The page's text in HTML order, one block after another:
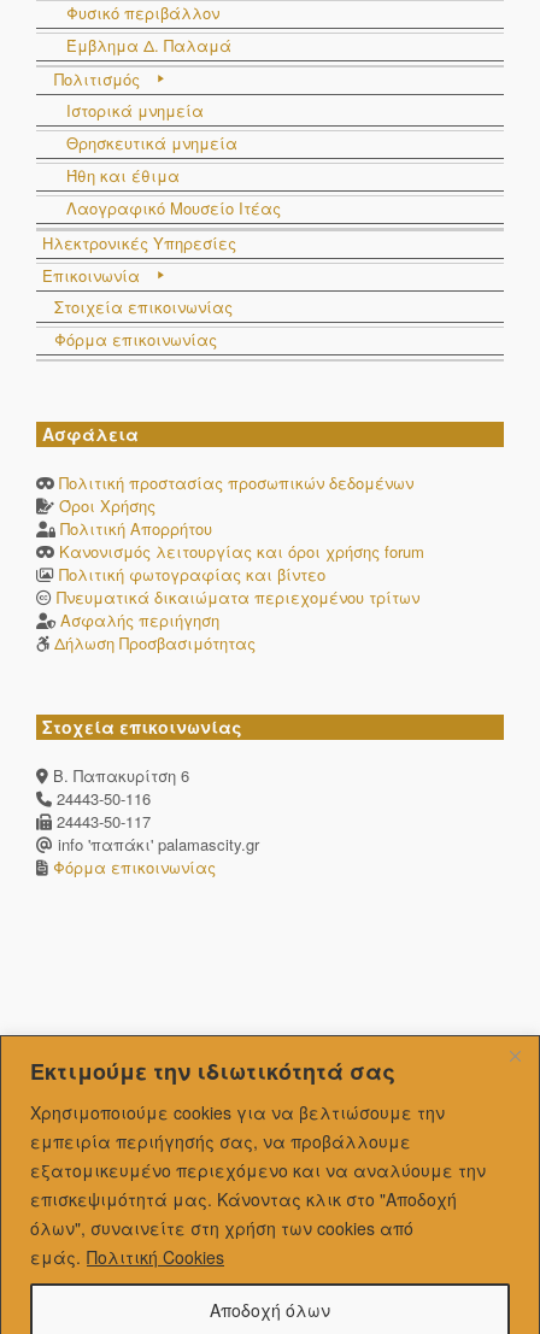
Εκτιμούμε την ιδιωτικότητά σας
Χρησιμοποιούμε cookies για να βελτιώσουμε την
εμπειρία περιήγησής σας, να προβάλλουμε
εξατομικευμένo περιεχόμενο και να αναλύουμε την
επισκεψιμότητά μας. Κάνοντας κλικ στο "Αποδοχή
όλων", συναινείτε στη χρήση των cookies από
εμάς. Πολιτική Cookies
Αποδοχή όλων
Φυσικό περιβάλλον
Έμβλημα Δ. Παλαμά
Πολιτισμός
Ιστορικά μνημεία
Θρησκευτικά μνημεία
Ήθη και έθιμα
Λαογραφικό Μουσείο Ιτέας
Ηλεκτρονικές Υπηρεσίες
Επικοινωνία
Στοιχεία επικοινωνίας
Φόρμα επικοινωνίας
Ασφάλεια
Πολιτική προστασίας προσωπικών δεδομένων
Όροι Χρήσης
Πολιτική Απορρήτου
Κανονισμός λειτουργίας και όροι χρήσης forum
Πολιτική φωτογραφίας και βίντεο
Πνευματικά δικαιώματα περιεχομένου τρίτων
Ασφαλής περιήγηση
Δήλωση Προσβασιμότητας
Στοχεία επικοινωνίας
Β. Παπακυρίτση 6
24443-50-116
24443-50-117
info 'παπάκι' palamascity.gr
Φόρμα επικοινωνίας